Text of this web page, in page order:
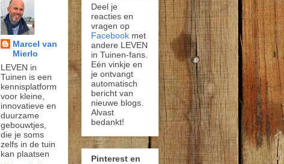
Marcel van
Mierlo
LEVEN in
Tuinen is een
kennisplatform
voor kleine,
innovatieve en
duurzame
gebouwtjes,
die je soms
zelfs in de tuin
kan plaatsen
Deel je
reacties en
vragen op
Facebook met
andere LEVEN
in Tuinen-fans.
Eén vinkje en
je ontvangt
automatisch
bericht van
nieuwe blogs.
Alvast
bedankt!
Pinterest en